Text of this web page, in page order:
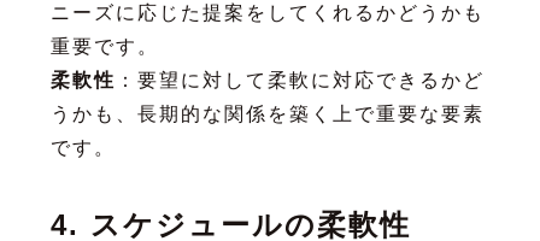
ニーズに応じた提案をしてくれるかどうかも
重要です。
柔軟性 ：要望に対して柔軟に対応できるかど
うかも、長期的な関係を築く上で重要な要素
です。
4. スケジュールの柔軟性